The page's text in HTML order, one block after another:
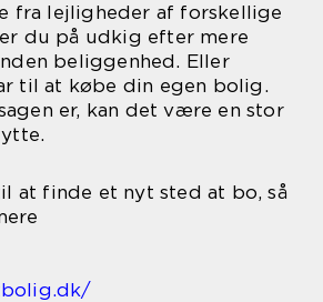
fra lejligheder af forskellige
er du på udkig efter mere
beliggenhed. Eller
til at købe din egen bolig.
er, kan det være en stor
at finde et nyt sted at bo, så